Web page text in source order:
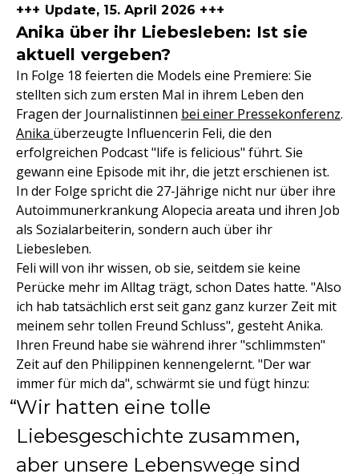
+++ Update, 15. April 2026 +++
Anika über ihr Liebesleben: Ist sie
aktuell vergeben?
In Folge 18 feierten die Models eine Premiere: Sie
stellten sich zum ersten Mal in ihrem Leben den
Fragen der Journalistinnen bei einer Pressekonferenz.
Anika überzeugte Influencerin Feli, die den
erfolgreichen Podcast "life is felicious" führt. Sie
gewann eine Episode mit ihr, die jetzt erschienen ist.
In der Folge spricht die 27-Jährige nicht nur über ihre
Autoimmunerkrankung Alopecia areata und ihren Job
als Sozialarbeiterin, sondern auch über ihr
Liebesleben.
Feli will von ihr wissen, ob sie, seitdem sie keine
Perücke mehr im Alltag trägt, schon Dates hatte. "Also
ich hab tatsächlich erst seit ganz ganz kurzer Zeit mit
meinem sehr tollen Freund Schluss", gesteht Anika.
Ihren Freund habe sie während ihrer "schlimmsten"
Zeit auf den Philippinen kennengelernt. "Der war
immer für mich da", schwärmt sie und fügt hinzu:
Wir hatten eine tolle
Liebesgeschichte zusammen,
aber unsere Lebenswege sind